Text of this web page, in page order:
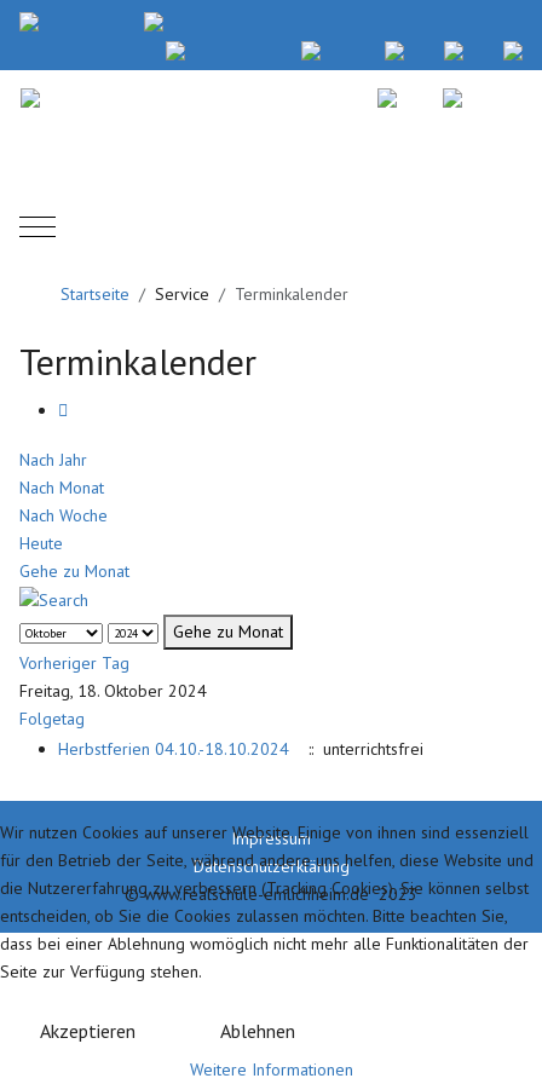
Mobile Menu Toggle
Startseite Service Terminkalender
Terminkalender
Nach Jahr
Nach Monat
Nach Woche
Heute
Gehe zu Monat
Gehe zu Monat
Vorheriger Tag
Freitag, 18. Oktober 2024
Folgetag
Herbstferien 04.10.-18.10.2024
:: unterrichtsfrei
Impressum
Datenschutzerklärung
© www.realschule-emlichheim.de 2023
Wir nutzen Cookies auf unserer Website. Einige von ihnen sind essenziell
für den Betrieb der Seite, während andere uns helfen, diese Website und
die Nutzererfahrung zu verbessern (Tracking Cookies). Sie können selbst
entscheiden, ob Sie die Cookies zulassen möchten. Bitte beachten Sie,
dass bei einer Ablehnung womöglich nicht mehr alle Funktionalitäten der
Seite zur Verfügung stehen.
Akzeptieren Ablehnen
Weitere Informationen